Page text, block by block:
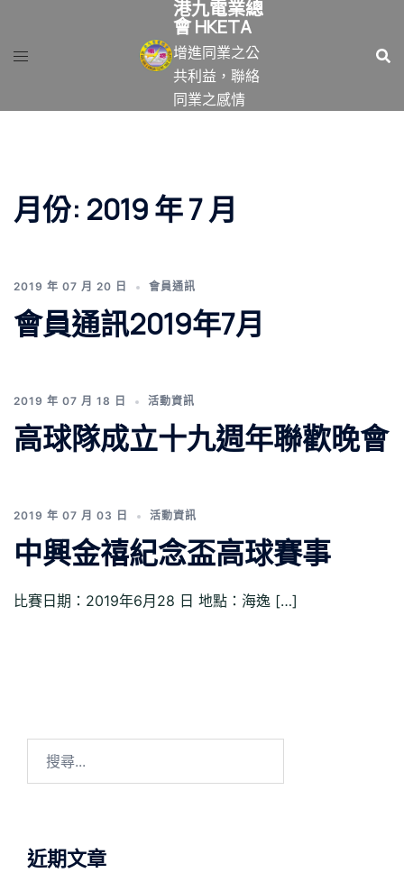
港九電業總
會 HKETA
增進同業之公
共利益，聯絡
同業之感情
月份: 2019 年 7 月
2019 年 07 月 20 日 會員通訊
會員通訊2019年7月
2019 年 07 月 18 日 活動資訊
高球隊成立十九週年聯歡晚會
2019 年 07 月 03 日 活動資訊
中興金禧紀念盃高球賽事
比賽日期：2019年6月28 日 地點：海逸 […]
字:
近期文章